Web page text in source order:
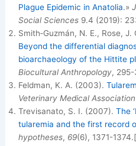
Plague Epidemic in Anatolia.»
Social Sciences 9.4 (2019):
Smith‐Guzmán, N. E., Rose,
Beyond the differential
bioarchaeology of the Hittite
Biocultural Anthropology, 295-
Feldman, K. A. (2003).
Veterinary Medical Association
Trevisanato, S. I. (2007).The
tularemia and the first record
hypotheses, 69(6), 1371-1374.[